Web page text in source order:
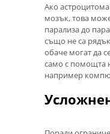
Ако
мозък, това
парализа до
също не са
обаче могат да
само с помощта
например